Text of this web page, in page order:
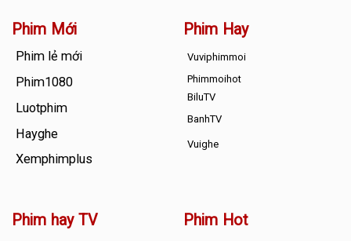
Phim Mới
Phim lẻ mới
Phim1080
Luotphim
Hayghe
Xemphimplus
Phim Hay
Vuviphimmoi
Phimmoihot
BiluTV
BanhTV
Vuighe
Phim hay TV Phim Hot